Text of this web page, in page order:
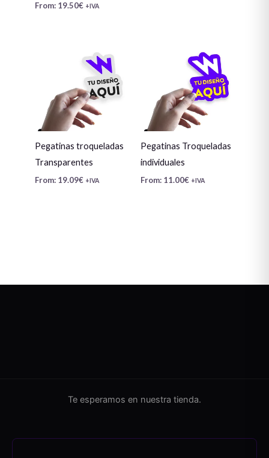
From: 19.50€ +IVA
Pegatinas troqueladas
Transparentes
From: 19.09€ +IVA
Pegatinas Troqueladas
individuales
From: 11.00€ +IVA
Te esperamos en nuestra tienda.